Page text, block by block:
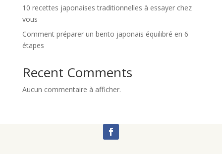
10 recettes japonaises traditionnelles à essayer chez
vous
Comment préparer un bento japonais équilibré en 6
étapes
Recent Comments
Aucun commentaire à afficher.